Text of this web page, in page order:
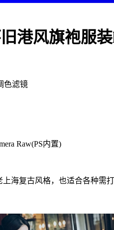
港风旗袍服
色滤镜
Raw(PS内置)
海复古风格，也适合各种需